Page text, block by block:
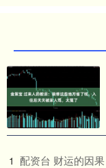
1 ​配资台 财运的因果